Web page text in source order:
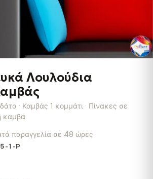
Λουλούδια
· Καμβάς 1 κομμάτι · Πίνακες σε
καμβά
παραγγελία σε 48 ώρες·
1-P